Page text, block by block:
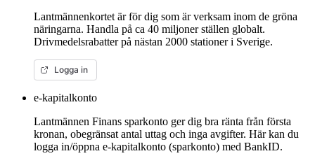
Lantmännenkortet är för dig som är verksam inom de gröna
näringarna. Handla på ca 40 miljoner ställen globalt.
Drivmedelsrabatter på nästan 2000 stationer i Sverige.
Logga in
e-kapitalkonto
Lantmännen Finans sparkonto ger dig bra ränta från första
kronan, obegränsat antal uttag och inga avgifter. Här kan du
logga in/öppna e-kapitalkonto (sparkonto) med BankID.